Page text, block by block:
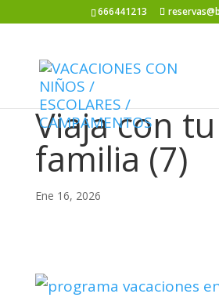
666441213
Viaja con tu
familia (7)
Ene 16, 2026